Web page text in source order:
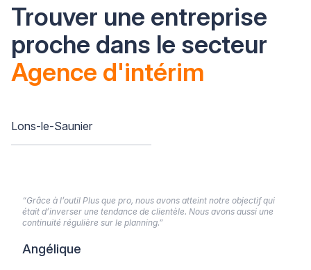
Trouver une entreprise
proche dans le secteur
Agence d'intérim
Lons-le-Saunier
“Grâce à l’outil Plus que pro, nous avons atteint notre objectif qui
était d’inverser une tendance de clientèle. Nous avons aussi une
continuité régulière sur le planning.”
Angélique